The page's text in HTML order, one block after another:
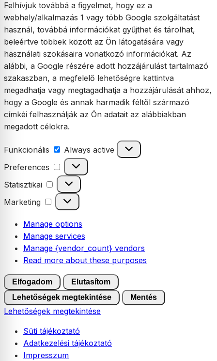
Felhívjuk továbbá a figyelmet, hogy ez a
webhely/alkalmazás 1 vagy több Google szolgáltatást
használ, továbbá információkat gyűjthet és tárolhat,
beleértve többek között az Ön látogatására vagy
használati szokásaira vonatkozó információkat. Az
alábbi, a Google részére adott hozzájárulást tartalmazó
szakaszban, a megfelelő lehetőségre kattintva
megadhatja vagy megtagadhatja a hozzájárulását ahhoz,
hogy a Google és annak harmadik féltől származó
címkéi felhasználják az Ön adatait az alábbiakban
megadott célokra.
Funkcionális Funkcionális
Always active
Preferences
Preferences
Statisztikai Statisztikai
Marketing Marketing
Manage options
Manage services
Manage {vendor_count} vendors
Read more about these purposes
Elfogadom
Elutasítom
Lehetőségek megtekintése
Mentés
Lehetőségek megtekintése
Süti tájékoztató
Adatkezelési tájékoztató
Impresszum